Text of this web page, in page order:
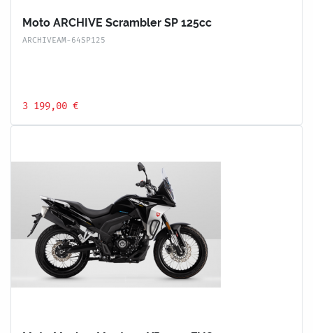
Moto ARCHIVE Scrambler SP 125cc
ARCHIVEAM-64SP125
3 199,00 €